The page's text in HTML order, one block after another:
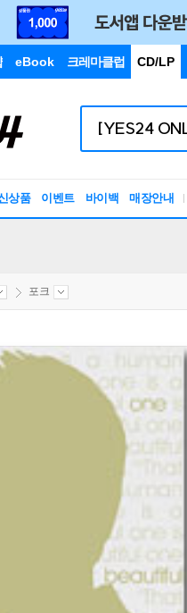
eBook 크레마클럽 CD/LP
상품 이벤트 바이백 매장안내
포크